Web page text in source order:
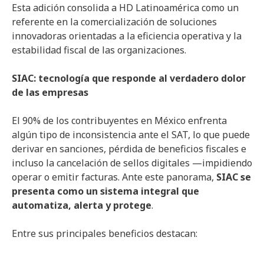
Esta adición consolida a HD Latinoamérica como un
referente en la comercialización de soluciones
innovadoras orientadas a la eficiencia operativa y la
estabilidad fiscal de las organizaciones.
SIAC: tecnología que responde al verdadero dolor
de las empresas
El 90% de los contribuyentes en México enfrenta
algún tipo de inconsistencia ante el SAT, lo que puede
derivar en sanciones, pérdida de beneficios fiscales e
incluso la cancelación de sellos digitales —impidiendo
operar o emitir facturas. Ante este panorama, SIAC se
presenta como un sistema integral que
automatiza, alerta y protege.
Entre sus principales beneficios destacan: